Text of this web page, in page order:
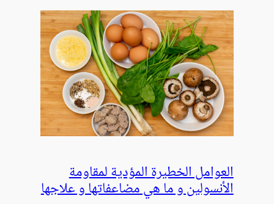
العوامل الخطيرة المؤدية لمقاومة
الأنسولين و ما هي مضاعفاتها و علاجها